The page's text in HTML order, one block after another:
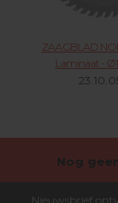
ZAAGBLAD
Laminaat -
Nog
Nieuwsbrief